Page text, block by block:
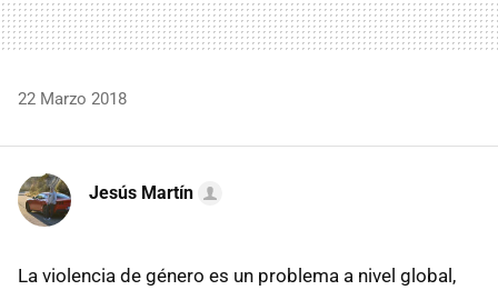
22 Marzo 2018
Jesús Martín
La violencia de género es un problema a nivel global,